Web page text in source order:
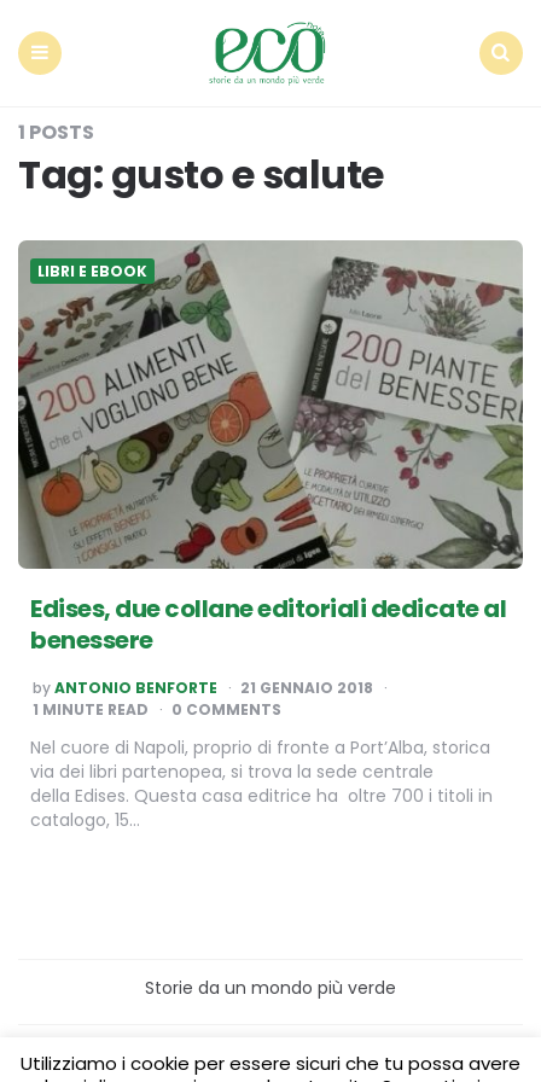
1 POSTS
Tag:gusto e salute
LIBRI E EBOOK
Edises, due collane editoriali dedicate al
benessere
POSTED
BY
byANTONIO BENFORTE
21 GENNAIO 2018
1 MINUTE READ 0 COMMENTS
Nel cuore di Napoli, proprio di fronte a Port’Alba, storica
via dei libri partenopea, si trova la sede centrale
della Edises. Questa casa editrice ha oltre 700 i titoli in
catalogo, 15…
Storie da un mondo più verde
Home
Turismo sostenibile
Laboratori/Visite per le scuole
Utilizziamo i cookie per essere sicuri che tu possa avere